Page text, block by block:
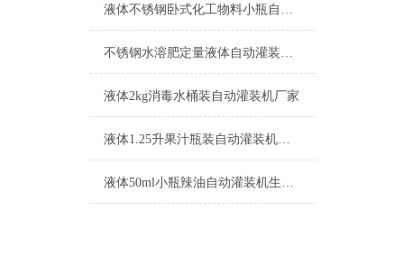
液体不锈钢卧式化工物料小瓶自动灌装机参数
不锈钢水溶肥定量液体自动灌装机生产厂家
液体2kg消毒水桶装自动灌装机厂家
液体1.25升果汁瓶装自动灌装机功能介绍
液体50ml小瓶辣油自动灌装机生产厂家